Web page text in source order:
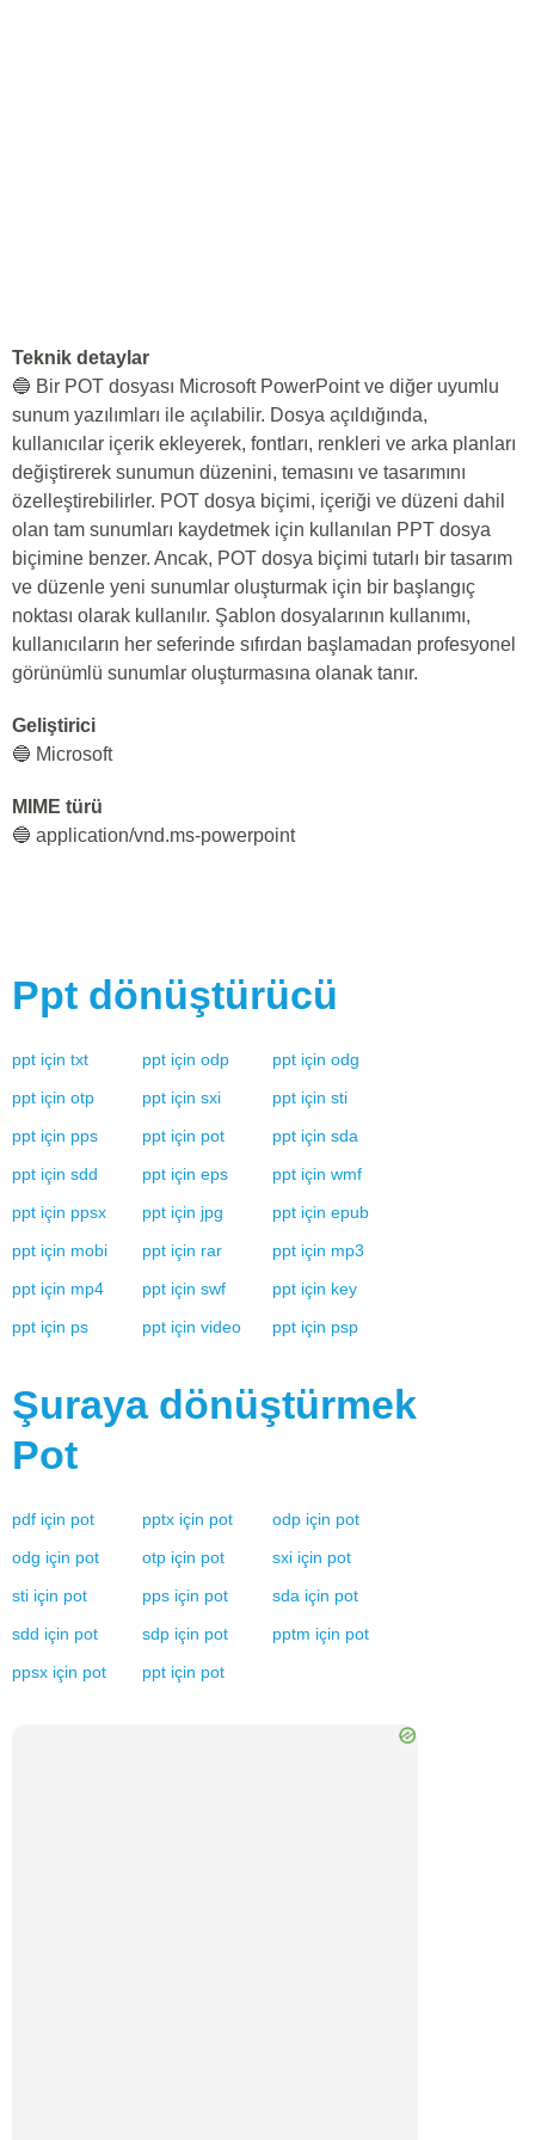
Teknik detaylar
🔵 Bir POT dosyası Microsoft PowerPoint ve diğer uyumlu
sunum yazılımları ile açılabilir. Dosya açıldığında,
kullanıcılar içerik ekleyerek, fontları, renkleri ve arka planları
değiştirerek sunumun düzenini, temasını ve tasarımını
özelleştirebilirler. POT dosya biçimi, içeriği ve düzeni dahil
olan tam sunumları kaydetmek için kullanılan PPT dosya
biçimine benzer. Ancak, POT dosya biçimi tutarlı bir tasarım
ve düzenle yeni sunumlar oluşturmak için bir başlangıç
noktası olarak kullanılır. Şablon dosyalarının kullanımı,
kullanıcıların her seferinde sıfırdan başlamadan profesyonel
görünümlü sunumlar oluşturmasına olanak tanır.
Geliştirici
🔵 Microsoft
MIME türü
🔵 application/vnd.ms-powerpoint
Ppt dönüştürücü
ppt için txt ppt için odp ppt için odg
ppt için otp ppt için sxi ppt için sti
ppt için pps ppt için pot ppt için sda
ppt için sdd ppt için eps ppt için wmf
ppt için ppsx ppt için jpg ppt için epub
ppt için mobi ppt için rar ppt için mp3
ppt için mp4 ppt için swf ppt için key
ppt için ps ppt için video ppt için psp
Şuraya dönüştürmek
Pot
pdf için pot pptx için pot odp için pot
odg için pot otp için pot sxi için pot
sti için pot pps için pot sda için pot
sdd için pot sdp için pot pptm için pot
ppsx için pot ppt için pot